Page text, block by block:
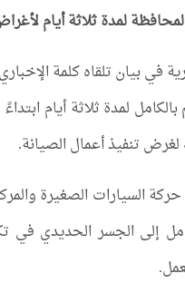
لمدة ثلاثة أيام
في بيان تلقاه كلمة
بالكامل لمدة ثلاثة أيام
السيارات الصغيرة
إلى الجسر الحديدي في